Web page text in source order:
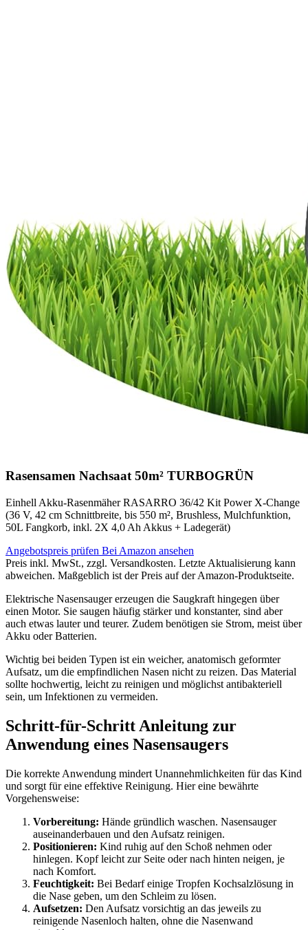
Rasensamen Nachsaat 50m² TURBOGRÜN
Einhell Akku-Rasenmäher RASARRO 36/42 Kit Power X-Change
(36 V, 42 cm Schnittbreite, bis 550 m², Brushless, Mulchfunktion,
50L Fangkorb, inkl. 2X 4,0 Ah Akkus + Ladegerät)
Angebotspreis prüfen Bei Amazon ansehen
Preis inkl. MwSt., zzgl. Versandkosten. Letzte Aktualisierung kann
abweichen. Maßgeblich ist der Preis auf der Amazon-Produktseite.
Elektrische Nasensauger erzeugen die Saugkraft hingegen über
einen Motor. Sie saugen häufig stärker und konstanter, sind aber
auch etwas lauter und teurer. Zudem benötigen sie Strom, meist über
Akku oder Batterien.
Wichtig bei beiden Typen ist ein weicher, anatomisch geformter
Aufsatz, um die empfindlichen Nasen nicht zu reizen. Das Material
sollte hochwertig, leicht zu reinigen und möglichst antibakteriell
sein, um Infektionen zu vermeiden.
Schritt-für-Schritt Anleitung zur
Anwendung eines Nasensaugers
Die korrekte Anwendung mindert Unannehmlichkeiten für das Kind
und sorgt für eine effektive Reinigung. Hier eine bewährte
Vorgehensweise:
Vorbereitung: Hände gründlich waschen. Nasensauger
auseinanderbauen und den Aufsatz reinigen.
Positionieren: Kind ruhig auf den Schoß nehmen oder
hinlegen. Kopf leicht zur Seite oder nach hinten neigen, je
nach Komfort.
Feuchtigkeit: Bei Bedarf einige Tropfen Kochsalzlösung in
die Nase geben, um den Schleim zu lösen.
Aufsetzen: Den Aufsatz vorsichtig an das jeweils zu
reinigende Nasenloch halten, ohne die Nasenwand